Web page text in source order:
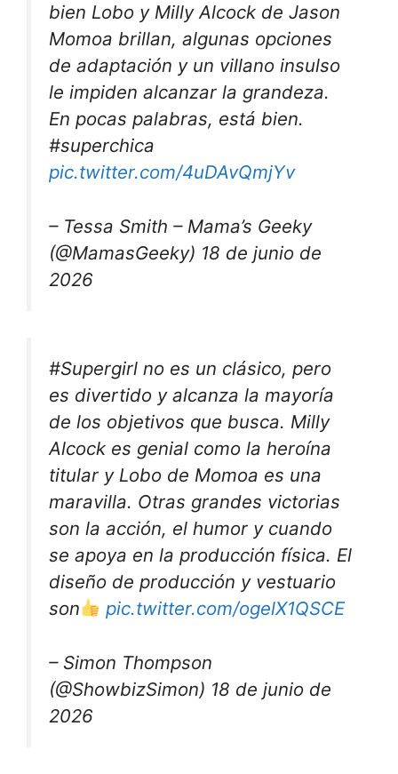
bien Lobo y Milly Alcock de Jason
Momoa brillan, algunas opciones
de adaptación y un villano insulso
le impiden alcanzar la grandeza.
En pocas palabras, está bien.
#superchica
pic.twitter.com/4uDAvQmjYv
– Tessa Smith – Mama’s Geeky
(@MamasGeeky) 18 de junio de
2026
#Supergirl no es un clásico, pero
es divertido y alcanza la mayoría
de los objetivos que busca. Milly
Alcock es genial como la heroína
titular y Lobo de Momoa es una
maravilla. Otras grandes victorias
son la acción, el humor y cuando
se apoya en la producción física. El
diseño de producción y vestuario
son
pic.twitter.com/ogelX1QSCE
– Simon Thompson
(@ShowbizSimon) 18 de junio de
2026